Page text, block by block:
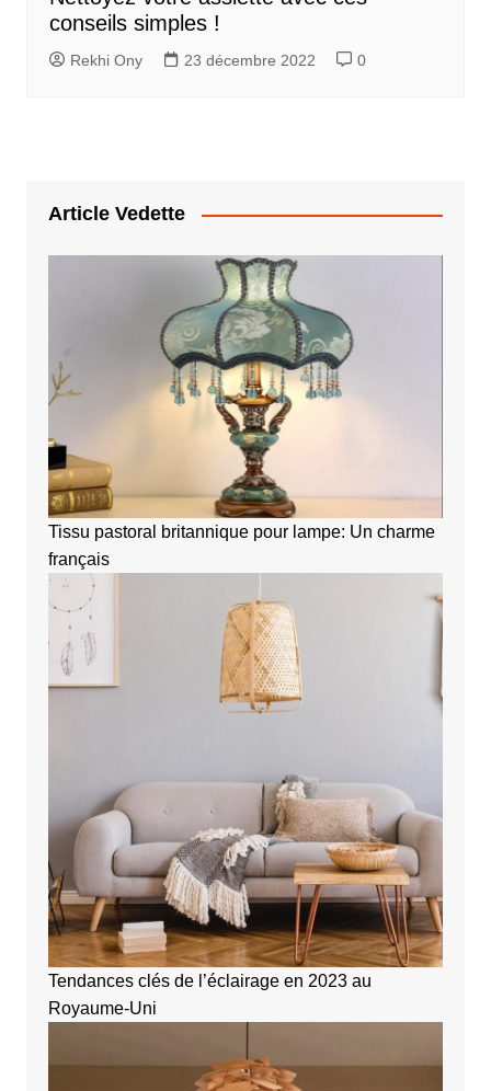
conseils simples !
Rekhi Ony 23 décembre 2022 0
Article Vedette
Tissu pastoral britannique pour lampe: Un charme
français
Tendances clés de l’éclairage en 2023 au
Royaume-Uni